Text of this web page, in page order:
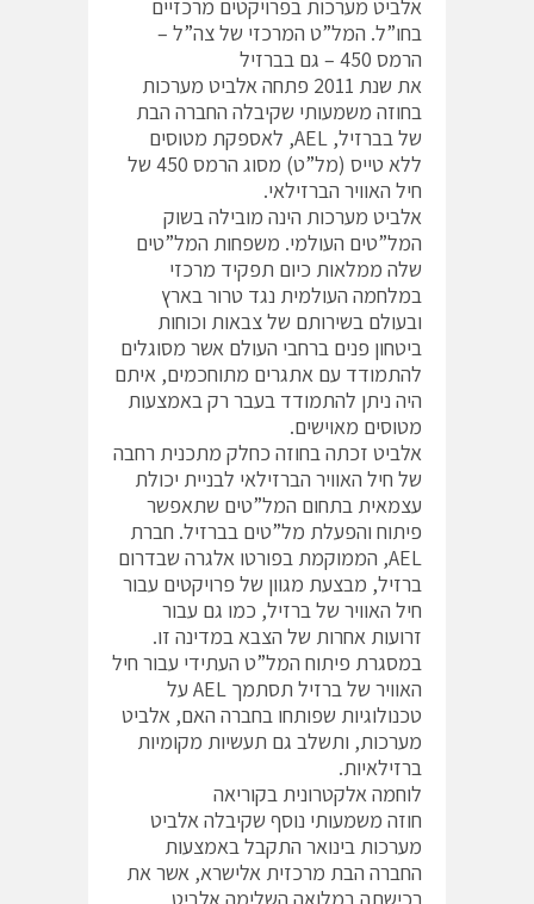
אלביט מערכות בפרויקטים מרכזיים
בחו”ל. המל”ט המרכזי של צה”ל –
הרמס 450 – גם בברזיל
את שנת 2011 פתחה אלביט מערכות
בחוזה משמעותי שקיבלה החברה הבת
של בברזיל, AEL, לאספקת מטוסים
ללא טייס (מל”ט) מסוג הרמס 450 של
חיל האוויר הברזילאי.
אלביט מערכות הינה מובילה בשוק
המל”טים העולמי. משפחות המל”טים
שלה ממלאות כיום תפקיד מרכזי
במלחמה העולמית נגד טרור בארץ
ובעולם בשירותם של צבאות וכוחות
ביטחון פנים ברחבי העולם אשר מסוגלים
להתמודד עם אתגרים מתוחכמים, איתם
היה ניתן להתמודד בעבר רק באמצעות
מטוסים מאוישים.
אלביט זכתה בחוזה כחלק מתכנית רחבה
של חיל האוויר הברזילאי לבניית יכולת
עצמאית בתחום המל”טים שתאפשר
פיתוח והפעלת מל”טים בברזיל. חברת
AEL, הממוקמת בפורטו אלגרה שבדרום
ברזיל, מבצעת מגוון של פרויקטים עבור
חיל האוויר של ברזיל, כמו גם עבור
זרועות אחרות של הצבא במדינה זו.
במסגרת פיתוח המל”ט העתידי עבור חיל
האוויר של ברזיל תסתמך AEL על
טכנולוגיות שפותחו בחברה האם, אלביט
מערכות, ותשלב גם תעשיות מקומיות
ברזילאיות.
לוחמה אלקטרונית בקוריאה
חוזה משמעותי נוסף שקיבלה אלביט
מערכות בינואר התקבל באמצעות
החברה הבת מרכזית אלישרא, אשר את
רכישתה במלואה השלימה אלביט